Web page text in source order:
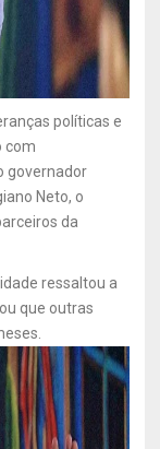
políticas e
com
governador
Neto, o
da
ressaltou a
que outras